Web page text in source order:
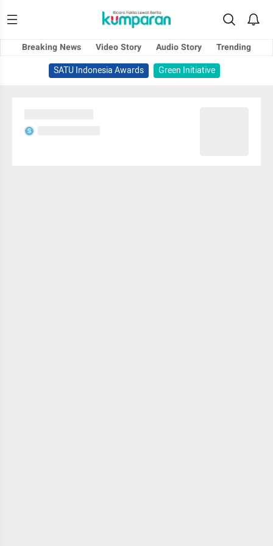
Breaking News Video Story Audio Story
Trending
SATU Indonesia Awards
Green Initiative
S